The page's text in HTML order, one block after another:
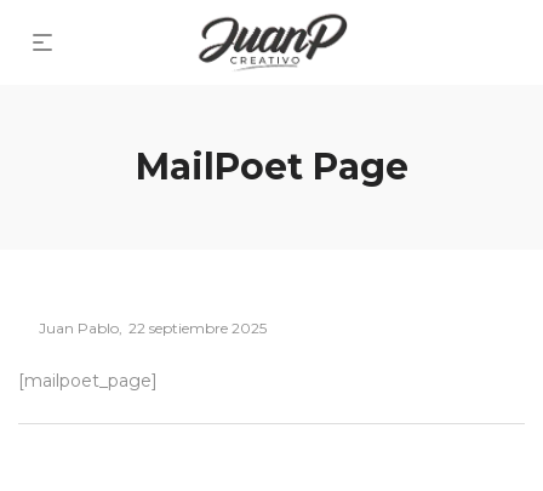
MailPoet Page
ByJuan Pablo Posted
22 septiembre 2025
[mailpoet_page]